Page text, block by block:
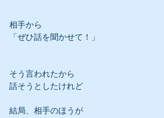
相手から
「ぜひ話を聞かせて！」
そう言われたから
話そうとしたけれど
結局、相手のほうが